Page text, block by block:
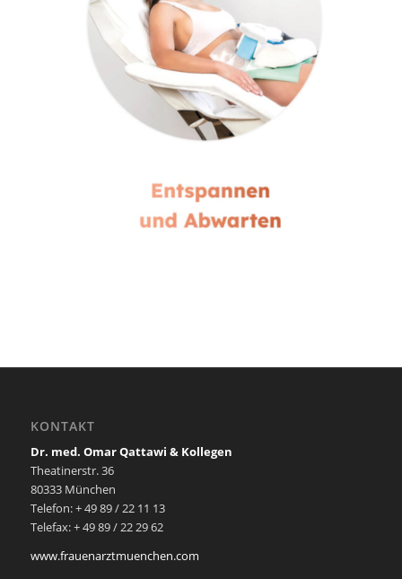
KONTAKT
Dr. med. Omar Qattawi & Kollegen
Theatinerstr. 36
80333 München
Telefon: + 49 89 / 22 11 13
Telefax: + 49 89 / 22 29 62
www.frauenarztmuenchen.com